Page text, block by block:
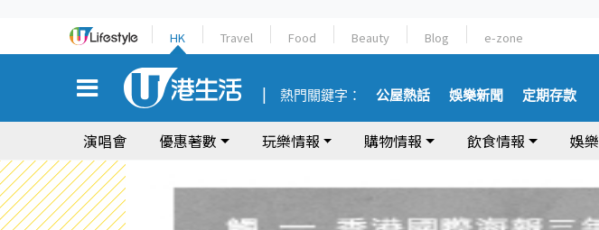
HK Travel Food Beauty Blog e-zone
熱門關鍵字： 公屋熱話 娛樂新聞 定期存款
演唱會 優惠著數 玩樂情報 購物情報 飲食情報 娛樂